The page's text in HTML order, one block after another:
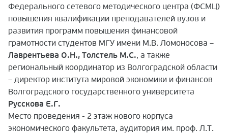
Федерального сетевого методического центра (ФСМЦ)
повышения квалификации преподавателей вузов и
развития программ повышения финансовой
грамотности студентов МГУ имени М.В. Ломоносова –
Лаврентьева О.Н., Толстель М.С., а также
региональный координатор из Волгоградской области
– директор института мировой экономики и финансов
Волгоградского государственного университета
Русскова Е.Г.
Место проведения - 2 этаж нового корпуса
экономического факультета, аудитория им. проф. Л.Т.